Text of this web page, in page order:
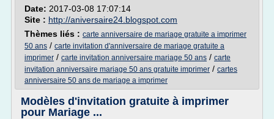
Date: 2017-03-08 17:07:14
Site : http://aniversaire24.blogspot.com
Thèmes liés : carte anniversaire de mariage gratuite a imprimer
50 ans / carte invitation d'anniversaire de mariage gratuite a
imprimer / carte invitation anniversaire mariage 50 ans / carte
invitation anniversaire mariage 50 ans gratuite imprimer / cartes
anniversaire 50 ans de mariage a imprimer
Modèles d'invitation gratuite à imprimer
pour Mariage ...